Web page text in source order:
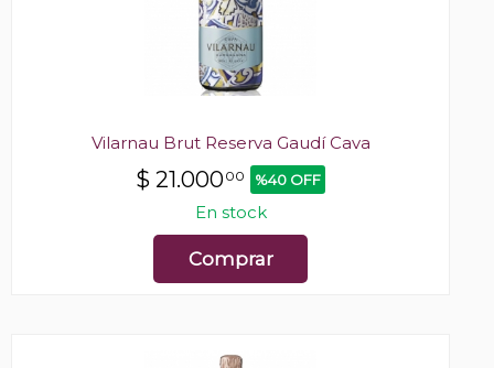
Vilarnau Brut Reserva Gaudí Cava
$ 21.00000 %40 OFF
En stock
Comprar